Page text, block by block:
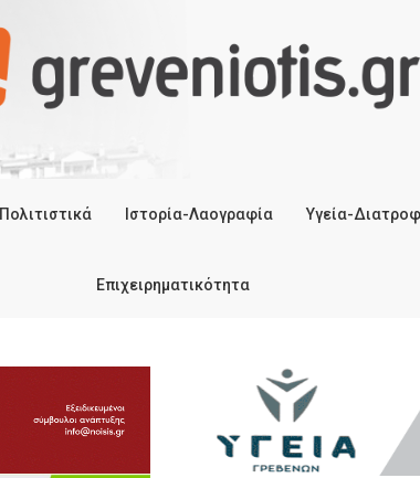
Πολιτιστικά Ιστορία-Λαογραφία Υγεία-
Επιχειρηματικότητα